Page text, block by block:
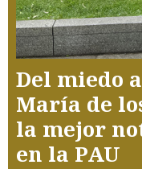
Del miedo
María de
la mejor
en la PAU